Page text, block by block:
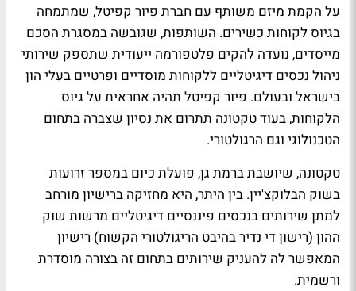
על הקמת מיזם משותף עם חברת פיור קפיטל, שמתמחה
בגיוס לקוחות כשירים. השותפות, שגובשה במסגרת הסכם
מייסדים, נועדה להקים פלטפורמה ייעודית שתספק שירותי
ניהול נכסים דיגיטליים ללקוחות מוסדיים ופרטיים בעלי הון
בישראל ובעולם. פיור קפיטל תהיה אחראית על גיוס
הלקוחות, בעוד טקטונה תתרום את נסיון שצברה בתחום
הטכנולוגי וגם הרגולטורי.
טקטונה, שיושבת ברמת גן, פועלת כיום במספר זרועות
בשוק הבלוקצ'יין. בין היתר, היא מחזיקה ברישיון מורחב
למתן שירותים בנכסים פיננסיים דיגיטליים מרשות שוק
ההון (רישון די נדיר בהיבט הריגולטורי הקשוח) רישיון
המאפשר לה להעניק שירותים בתחום זה בצורה מוסדרת
ורשמית.